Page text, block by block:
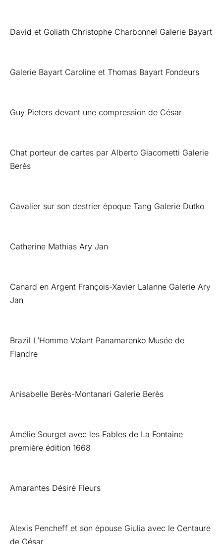
David et Goliath Christophe Charbonnel Galerie Bayart
Galerie Bayart Caroline et Thomas Bayart Fondeurs
Guy Pieters devant une compression de César
Chat porteur de cartes par Alberto Giacometti Galerie
Berès
Cavalier sur son destrier époque Tang Galerie Dutko
Catherine Mathias Ary Jan
Canard en Argent François-Xavier Lalanne Galerie Ary
Jan
Brazil L’Homme Volant Panamarenko Musée de
Flandre
Anisabelle Berès-Montanari Galerie Berès
Amélie Sourget avec les Fables de La Fontaine
première édition 1668
Amarantes Désiré Fleurs
Alexis Pencheff et son épouse Giulia avec le Centaure
de César